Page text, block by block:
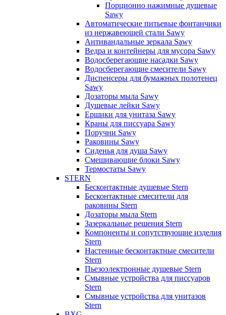
Порционно нажимные душевые
Sawy
Автоматические питьевые фонтанчики
из нержавеющей стали Sawy
Антивандальные зеркала Sawy
Ведра и контейнеры для мусора Sawy
Водосберегающие насадки Sawy
Водосберегающие смесители Sawy
Диспенсеры для бумажных полотенец
Sawy
Дозаторы мыла Sawy
Душевые лейки Sawy
Ершики для унитаза Sawy
Краны для писсуара Sawy
Поручни Sawy
Раковины Sawy
Сиденья для душа Sawy
Смешивающие блоки Sawy
Термостаты Sawy
STERN
Бесконтактные душевые Stern
Бесконтактные смесители для
раковины Stern
Дозаторы мыла Stern
Зазеркальные решения Stern
Компоненты и сопутствующие изделия
Stern
Настенные бесконтактные смесители
Stern
Пьезоэлектронные душевые Stern
Смывные устройства для писсуаров
Stern
Смывные устройства для унитазов
Stern